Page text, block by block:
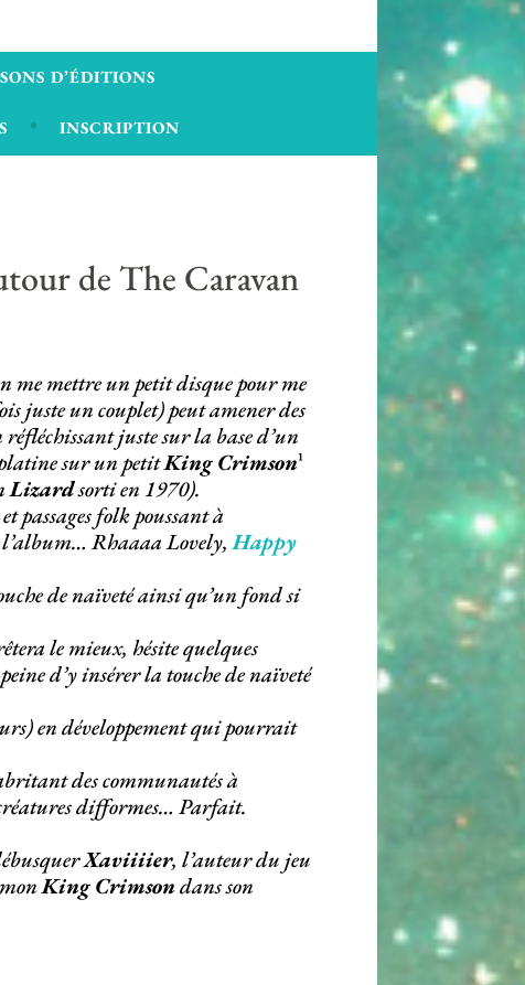
D’ÉDITIONS
INSCRIPTION
de The Caravan
me mettre un petit disque pour me
juste un couplet) peut amener des
réfléchissant juste sur la base d’un
sur un petitKing Crimson¹
Lizardsorti en 1970).
passages folk poussant à
l’album… Rhaaaa Lovely,Happy
de naïveté ainsi qu’un fond si
le mieux, hésite quelques
d’y insérer la touche de naïveté
en développement qui pourrait
des communautés à
difformes… Parfait.
Xaviiiier, l’auteur du jeu
King Crimsondans son